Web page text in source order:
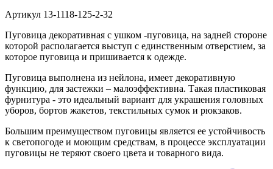
Артикул 13-1118-125-2-32
Пуговица декоративная с ушком -пуговица, на задней стороне
которой располагается выступ с единственным отверстием, за
которое пуговица и пришивается к одежде.
Пуговица выполнена из нейлона, имеет декоративную
функцию, для застежки – малоэффективна. Такая пластиковая
фурнитура - это идеальный вариант для украшения головных
уборов, бортов жакетов, текстильных сумок и рюкзаков.
Большим преимуществом пуговицы является ее устойчивость
к светопогоде и моющим средствам, в процессе эксплуатации
пуговицы не теряют своего цвета и товарного вида.